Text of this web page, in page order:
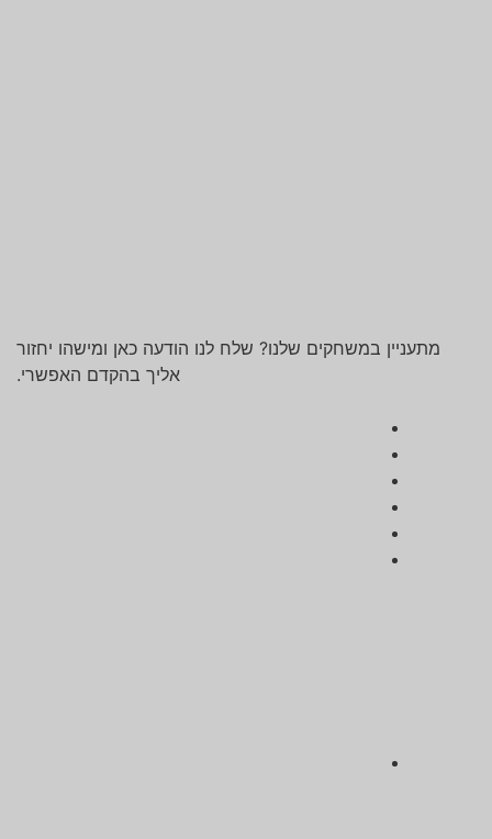
מתעניין במשחקים שלנו? שלח לנו הודעה כאן ומישהו יחזור
אליך בהקדם האפשרי.